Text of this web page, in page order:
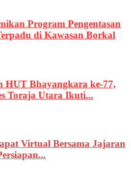
Program Pengentasan
di Kawasan Borkal
HUT Bhayangkara ke-77,
Toraja Utara Ikuti...
Virtual Bersama Jajaran